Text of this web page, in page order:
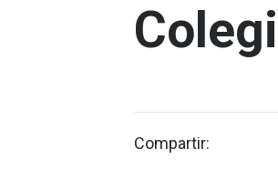
Compartir: